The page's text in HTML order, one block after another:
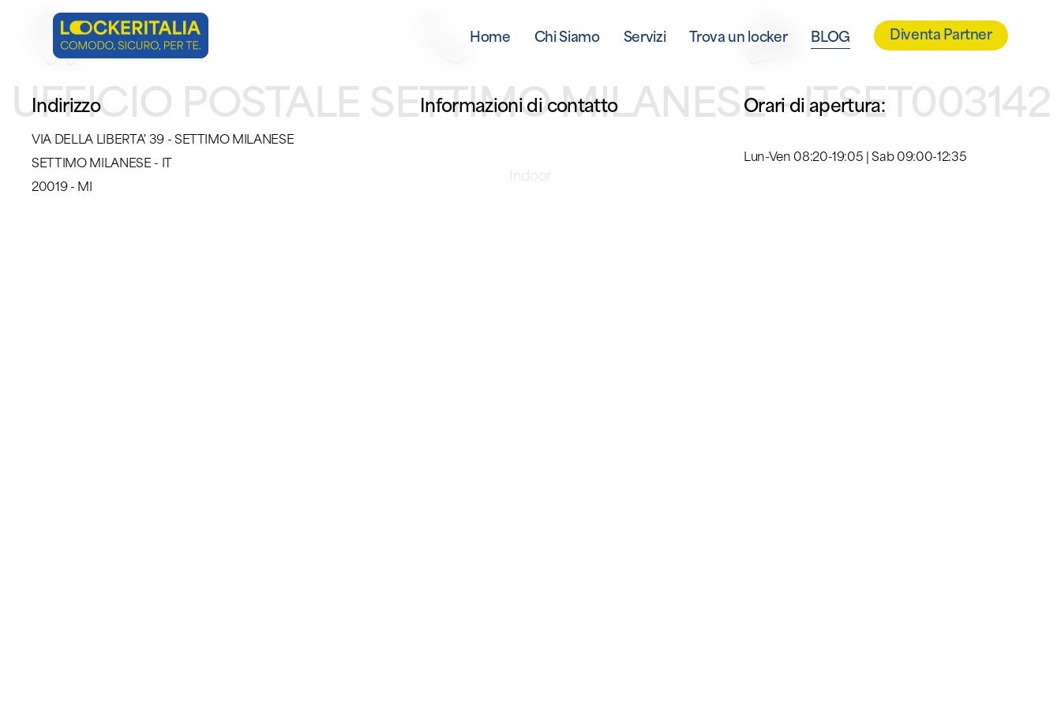
content
Home Chi Siamo Servizi Trova un locker BLOG Diventa Partner
UFFICIO POSTALE SETTIMO MILANESE – ITSET003142
Indoor
Indirizzo
VIA DELLA LIBERTA' 39 - SETTIMO MILANESE
SETTIMO MILANESE - IT
20019 - MI
Informazioni di contatto Orari di apertura:
Lun-Ven 08:20-19:05 | Sab 09:00-12:35